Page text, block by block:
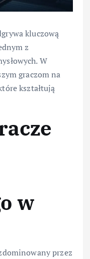
kluczową
z
W
graczom na
kształtują
w
przez